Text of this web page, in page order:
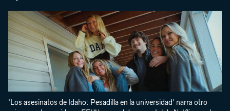
'Los asesinatos de Idaho: Pesadilla en la universidad' narra otro